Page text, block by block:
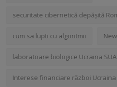
securitate cibernetică depășită
cum sa lupti cu algoritmii
laboratoare biologice Ucraina SUA
Interese financiare război Ucraina